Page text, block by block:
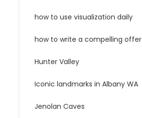
how to use visualization daily
how to write a compelling offer
Hunter Valley
Iconic landmarks in Albany WA
Jenolan Caves